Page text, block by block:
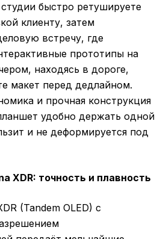
быстро ретушируете
клиенту, затем
встречу, где
прототипы на
находясь в дороге,
макет перед дедлайном.
и прочная конструкция
удобно держать одной
и не деформируется под
XDR: точность и плавность
(Tandem OLED) с